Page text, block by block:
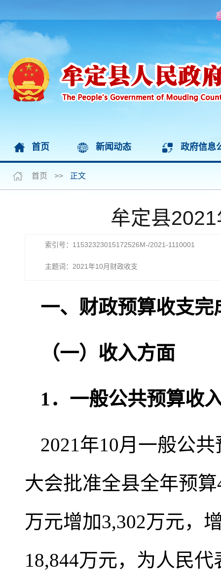
首页 新闻动态 政府信息
首页 >> 正文
牟定县
索引号：11532323015172526M-/2021-1110001
主题词：2021年10月财政收支
一、财政预算收支完
（一）收入方面
1．一般公共预算收
2021年10月一般公
大会批准全县全年预
万元增加3,302万元，
18,844万元，为人民